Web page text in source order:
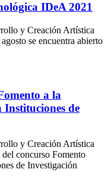
IDeA 2021
y Creación Artística
se encuentra abierto
a la
de
y Creación Artística
concurso Fomento
de Investigación